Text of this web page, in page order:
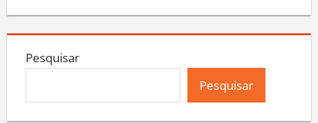
Pesquisar
Pesquisar